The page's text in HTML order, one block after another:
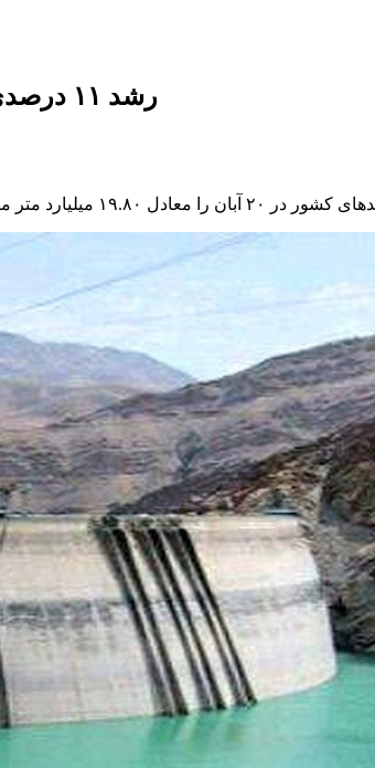
رشد ۱۱ درصدی حجم ذخایر سدهای کشور نسبت به سال آبی گذشته